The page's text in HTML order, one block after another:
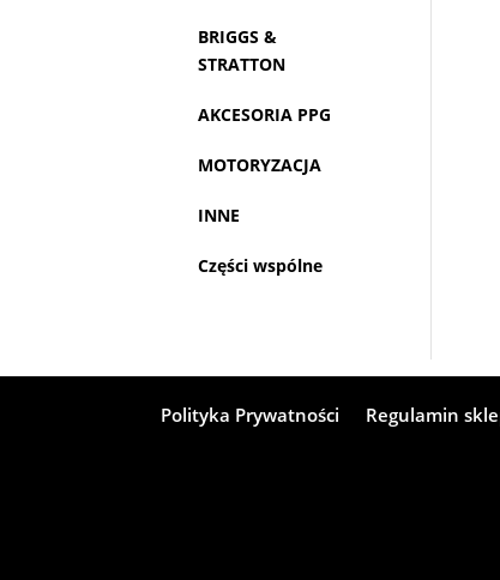
BRIGGS &
STRATTON
AKCESORIA PPG
MOTORYZACJA
INNE
Części wspólne
Polityka Prywatności Regulamin